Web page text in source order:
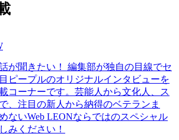
が聞きたい！ 編集部が独自の目線でセ
ピープルのオリジナルインタビューを
コーナーです。芸能人から文化人、ス
、注目の新人から納得のベテランま
ないWeb LEONならではのスペシャル
みください！